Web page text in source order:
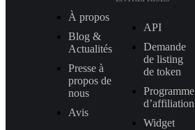
À propos
Blog &
Actualités
Presse à
propos de
nous
Avis
API
Demande
de listing
de token
Programme
d’affiliation
Widget